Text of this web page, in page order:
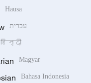
Hausa
עברית
हिन्दी
Magyar
Bahasa Indonesia